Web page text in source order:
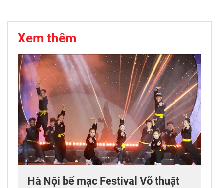
Xem thêm
Hà Nội bế mạc Festival Võ thuật